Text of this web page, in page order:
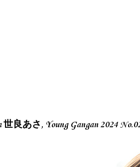
世良あさ, Young Gangan 2024